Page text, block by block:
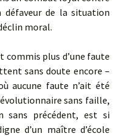
de la situation
moral.
plus d’une faute
sans doute encore –
aucune faute n’ait été
sans faille,
précédent, est si
d’un maître d’école